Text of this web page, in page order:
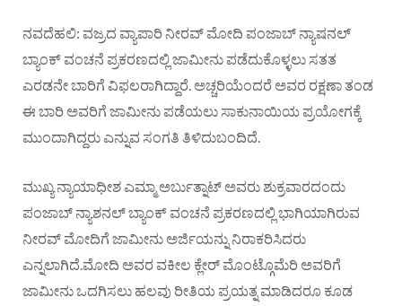
ನವದೆಹಲಿ: ವಜ್ರದ ವ್ಯಾಪಾರಿ ನೀರವ್ ಮೋದಿ ಪಂಜಾಬ್ ನ್ಯಾಷನಲ್
ಬ್ಯಾಂಕ್ ವಂಚನೆ ಪ್ರಕರಣದಲ್ಲಿ ಜಾಮೀನು ಪಡೆದುಕೊಳ್ಳಲು ಸತತ
ಎರಡನೇ ಬಾರಿಗೆ ವಿಫಲರಾಗಿದ್ದಾರೆ. ಅಚ್ಚರಿಯೆಂದರೆ ಅವರ ರಕ್ಷಣಾ ತಂಡ
ಈ ಬಾರಿ ಅವರಿಗೆ ಜಾಮೀನು ಪಡೆಯಲು ಸಾಕುನಾಯಿಯ ಪ್ರಯೋಗಕ್ಕೆ
ಮುಂದಾಗಿದ್ದರು ಎನ್ನುವ ಸಂಗತಿ ತಿಳಿದುಬಂದಿದೆ.
ಮುಖ್ಯ ನ್ಯಾಯಾಧೀಶ ಎಮ್ಮಾ ಅರ್ಬುತ್ನಾಟ್ ಅವರು ಶುಕ್ರವಾರದಂದು
ಪಂಜಾಬ್ ನ್ಯಾಶನಲ್ ಬ್ಯಾಂಕ್ ವಂಚನೆ ಪ್ರಕರಣದಲ್ಲಿ ಭಾಗಿಯಾಗಿರುವ
ನೀರವ್ ಮೋದಿಗೆ ಜಾಮೀನು ಅರ್ಜಿಯನ್ನು ನಿರಾಕರಿಸಿದರು
ಎನ್ನಲಾಗಿದೆ.ಮೋದಿ ಅವರ ವಕೀಲ ಕ್ಲೇರ್ ಮೊಂಟ್ಗೊಮೆರಿ ಅವರಿಗೆ
ಜಾಮೀನು ಒದಗಿಸಲು ಹಲವು ರೀತಿಯ ಪ್ರಯತ್ನ ಮಾಡಿದರೂ ಕೂಡ